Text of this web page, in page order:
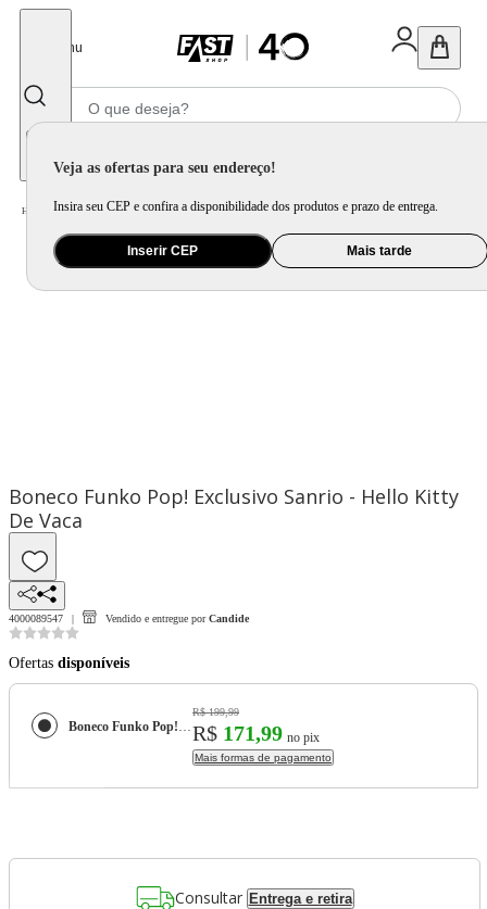
Menu
Veja as ofertas para seu endereço!
Insira seu CEP e confira a disponibilidade dos produtos e prazo de entrega.
Inserir CEP Mais tarde
Home Brinquedo e Colecionável / Para Colecionar
Boneco Funko Pop! Exclusivo Sanrio - Hello Kitty
De Vaca
4000089547 Vendido e entregue por Candide
Ofertas disponíveis
Boneco Funko Pop! Exclusivo Sanrio - Hello Kitty De Vaca
R$ 199,99
R$ 171,99 no pix
Mais formas de pagamento
Consultar Entrega e retira